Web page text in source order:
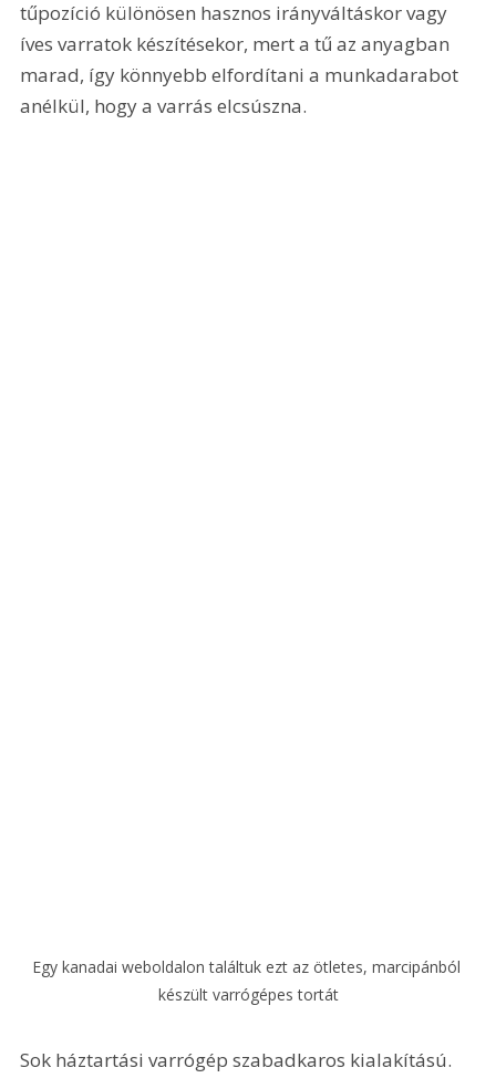
tűpozíció különösen hasznos irányváltáskor vagy
íves varratok készítésekor, mert a tű az anyagban
marad, így könnyebb elfordítani a munkadarabot
anélkül, hogy a varrás elcsúszna.
Egy kanadai weboldalon találtuk ezt az ötletes, marcipánból
készült varrógépes tortát
Sok háztartási varrógép szabadkaros kialakítású.